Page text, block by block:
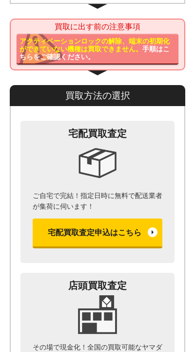
買取に出す前の注意事項
アクティベーションロックの解除、端末の初期化
ができていない機種は買取できません。手順はこ
ちらをご確認ください。
買取方法の選択
宅配買取査定
ご自宅で完結！指定日時に無料で配送業者
が集荷に伺います！
宅配買取査定申込はこちら
店頭買取査定
その場で現金化！全国の買取可能なヤマダ